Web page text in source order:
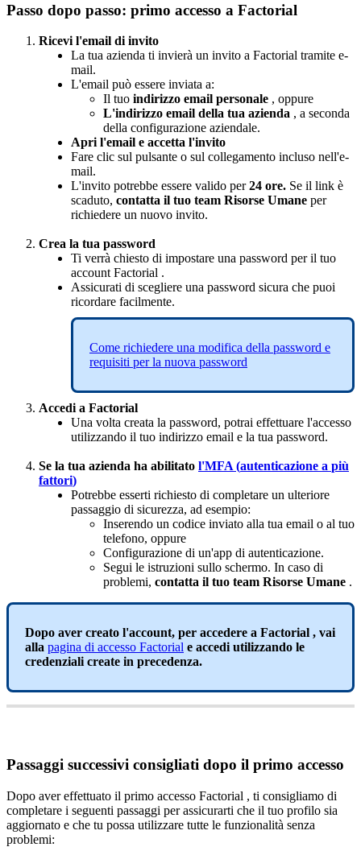
Passo dopo passo: primo accesso a Factorial
Ricevi l'email di invito
La tua azienda ti invierà un invito a Factorial tramite e-
mail.
L'email può essere inviata a:
Il tuo indirizzo email personale , oppure
L'indirizzo email della tua azienda , a seconda
della configurazione aziendale.
Apri l'email e accetta l'invito
Fare clic sul pulsante o sul collegamento incluso nell'e-
mail.
L'invito potrebbe essere valido per 24 ore. Se il link è
scaduto, contatta il tuo team Risorse Umane per
richiedere un nuovo invito.
Crea la tua password
Ti verrà chiesto di impostare una password per il tuo
account Factorial .
Assicurati di scegliere una password sicura che puoi
ricordare facilmente.
Come richiedere una modifica della password e
requisiti per la nuova password
Accedi a Factorial
Una volta creata la password, potrai effettuare l'accesso
utilizzando il tuo indirizzo email e la tua password.
Se la tua azienda ha abilitato l'MFA (autenticazione a più
fattori)
Potrebbe esserti richiesto di completare un ulteriore
passaggio di sicurezza, ad esempio:
Inserendo un codice inviato alla tua email o al tuo
telefono, oppure
Configurazione di un'app di autenticazione.
Segui le istruzioni sullo schermo. In caso di
problemi, contatta il tuo team Risorse Umane .
Dopo aver creato l'account, per accedere a Factorial , vai
alla pagina di accesso Factorial e accedi utilizzando le
credenziali create in precedenza.
Passaggi successivi consigliati dopo il primo accesso
Dopo aver effettuato il primo accesso Factorial , ti consigliamo di
completare i seguenti passaggi per assicurarti che il tuo profilo sia
aggiornato e che tu possa utilizzare tutte le funzionalità senza
problemi: